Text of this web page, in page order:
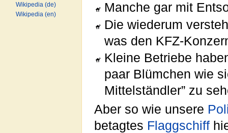
Manche gar mit
Die wiederum
was den KFZ-
Kleine Betriebe
paar Blümchen wie
Mittelständler” zu
Aber so wie unsere
betagtes Flaggschiff
Wikipedia (de)
Wikipedia (en)